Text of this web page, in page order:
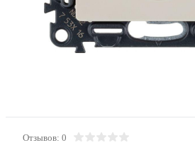
Отзывов: 0